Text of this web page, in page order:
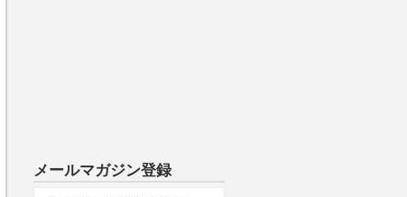
メールマガジン登録